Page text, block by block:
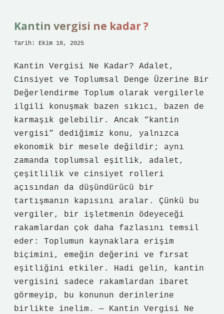
Kantin vergisi ne kadar ?
Tarih: Ekim 18, 2025
Kantin Vergisi Ne Kadar? Adalet,
Cinsiyet ve Toplumsal Denge Üzerine Bir
Değerlendirme Toplum olarak vergilerle
ilgili konuşmak bazen sıkıcı, bazen de
karmaşık gelebilir. Ancak “kantin
vergisi” dediğimiz konu, yalnızca
ekonomik bir mesele değildir; aynı
zamanda toplumsal eşitlik, adalet,
çeşitlilik ve cinsiyet rolleri
açısından da düşündürücü bir
tartışmanın kapısını aralar. Çünkü bu
vergiler, bir işletmenin ödeyeceği
rakamlardan çok daha fazlasını temsil
eder: Toplumun kaynaklara erişim
biçimini, emeğin değerini ve fırsat
eşitliğini etkiler. Hadi gelin, kantin
vergisini sadece rakamlardan ibaret
görmeyip, bu konunun derinlerine
birlikte inelim. — Kantin Vergisi Ne